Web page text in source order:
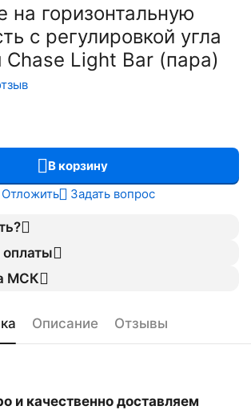
на горизонтальную
с регулировкой угла
Chase Light Bar (пара)
В корзину
Отложить
Задать вопрос
МСК
Описание Отзывы
и качественно доставляем